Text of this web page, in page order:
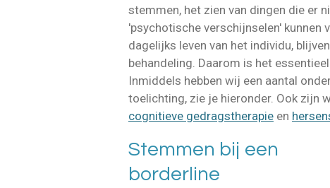
stemmen, het zien van dingen die er
'psychotische verschijnselen' kunnen
dagelijks leven van het individu,
behandeling. Daarom is het
Inmiddels hebben wij een aantal
toelichting, zie je hieronder. Ook zijn
cognitieve gedragstherapie en
Stemmen bij een
borderline